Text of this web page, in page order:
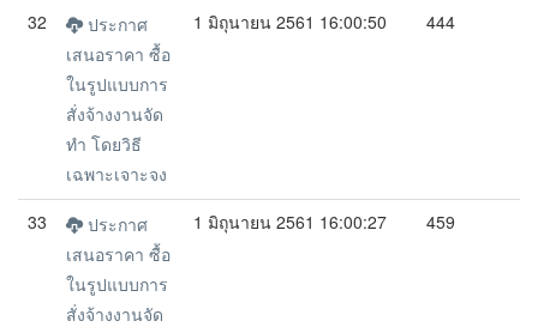
32
ประกาศ
เสนอราคา ซื้อ
ในรูปแบบการ
สั่งจ้างงานจัด
ทำ โดยวิธี
เฉพาะเจาะจง
1 มิถุนายน 2561 16:00:50 444
33
ประกาศ
เสนอราคา ซื้อ
ในรูปแบบการ
สั่งจ้างงานจัด
1 มิถุนายน 2561 16:00:27 459